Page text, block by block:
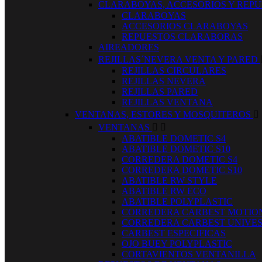
CLARABOYAS, ACCESORIOS Y
CLARABOYAS
ACCESORIOS CLARABOYAS
REPUESTOS CLARABORAS
AIREADORES
REJILLAS´NEVERA VENTA Y PARED
REJILLAS CIRCULARES
REJILLAS NEVERA
REJILLAS PARED
REJILLAS VENTANA
VENTANAS, ESTORES Y MOSQUITEROS 
VENTANAS  
ABATIBLE DOMETIC S4
ABATIBLE DOMETIC S10
CORREDERA DOMETIC S4
CORREDERA DOMETIC S10
ABATIBLE RW STYLE
ABATIBLE RW ECO
ABATIBLE POLYPLASTIC
CORREDERA CARBEST
CORREDERA CARBEST
CARBEST ESPECIFICAS
OJO BUEY POLYPLASTIC
CORTAVIENTOS VENTANILLA